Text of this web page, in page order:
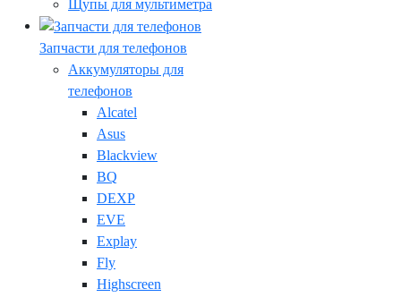
Щупы для мультиметра
Запчасти для телефонов
Аккумуляторы для
телефонов
Alcatel
Asus
Blackview
BQ
DEXP
EVE
Explay
Fly
Highscreen